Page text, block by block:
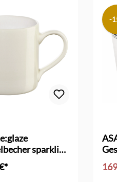
sparkling
-